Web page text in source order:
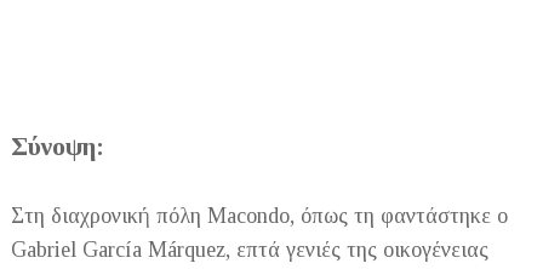
Σύνοψη:
Στη διαχρονική πόλη Macondo, όπως τη φαντάστηκε ο
Gabriel García Márquez, επτά γενιές της οικογένειας